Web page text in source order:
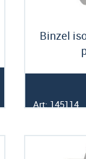
Binzel
Art: 145114